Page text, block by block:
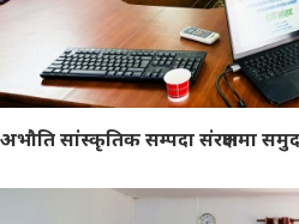
अभौति सांस्कृतिक सम्पदा संरक्षणमा